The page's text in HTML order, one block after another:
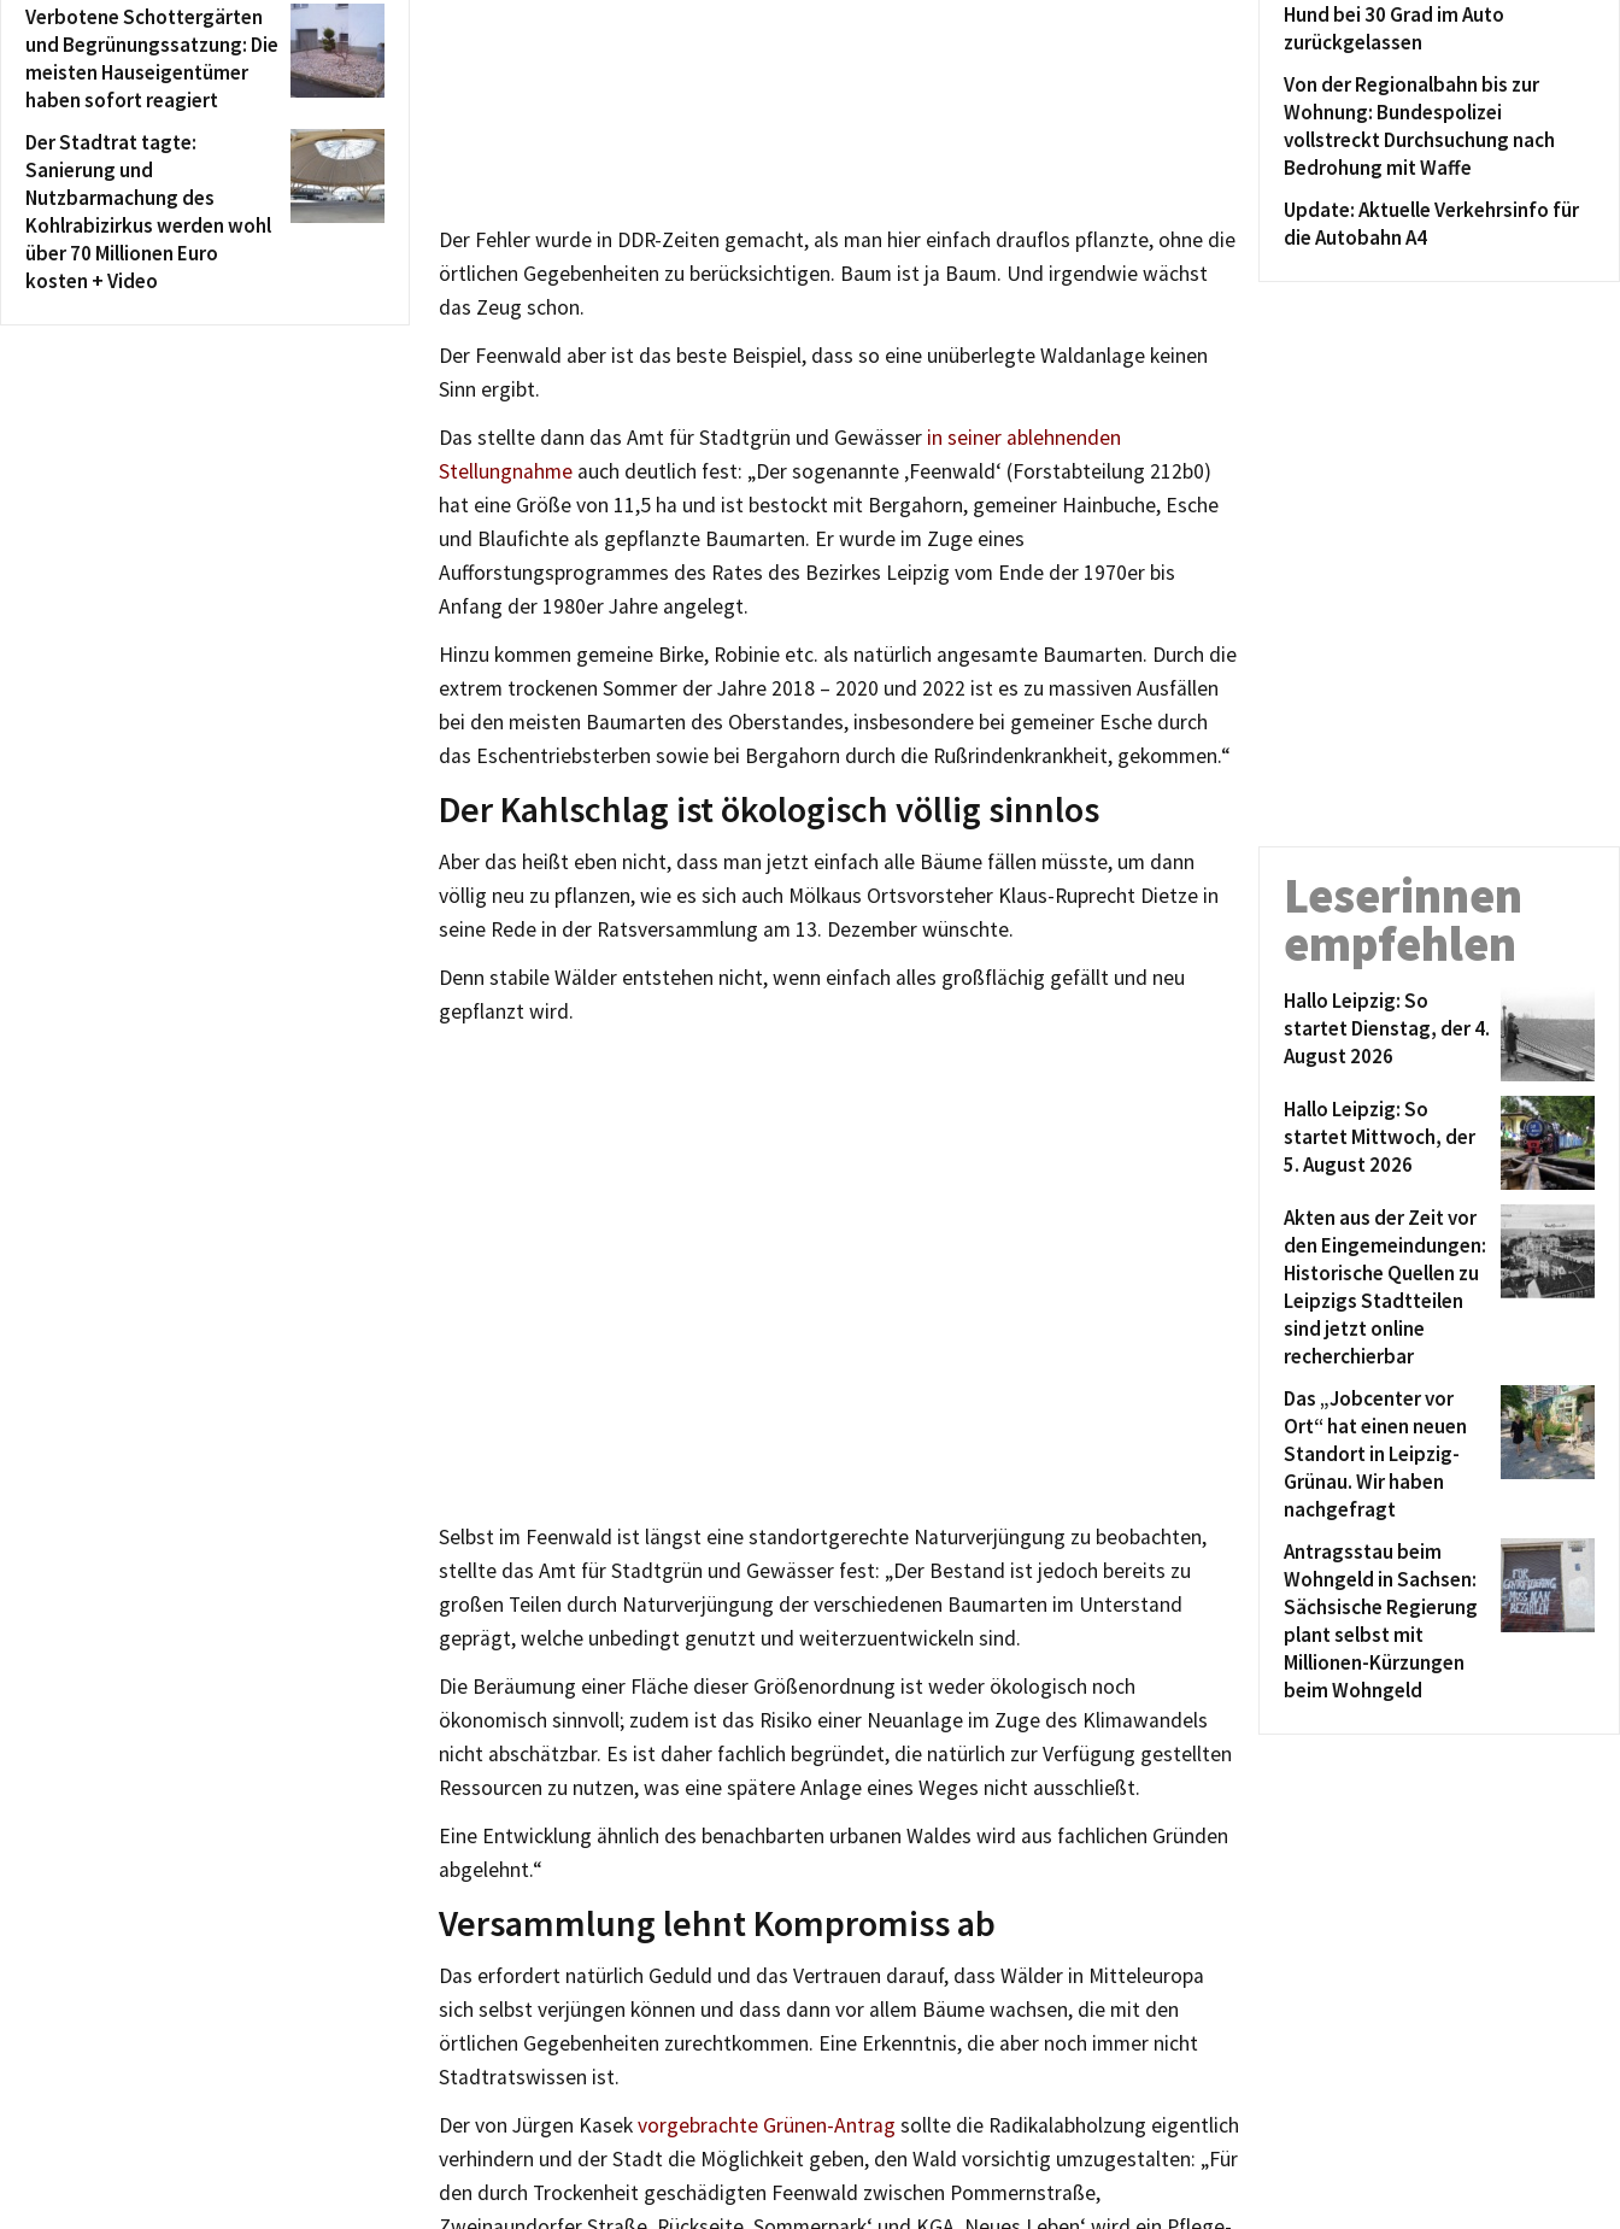
Der Fehler wurde in DDR-Zeiten gemacht, als man hier einfach drauflos pflanzte, ohne die
örtlichen Gegebenheiten zu berücksichtigen. Baum ist ja Baum. Und irgendwie wächst
das Zeug schon.
Der Feenwald aber ist das beste Beispiel, dass so eine unüberlegte Waldanlage keinen
Sinn ergibt.
Das stellte dann das Amt für Stadtgrün und Gewässer in seiner ablehnenden
Stellungnahme auch deutlich fest: „Der sogenannte ‚Feenwald‘ (Forstabteilung 212b0)
hat eine Größe von 11,5 ha und ist bestockt mit Bergahorn, gemeiner Hainbuche, Esche
und Blaufichte als gepflanzte Baumarten. Er wurde im Zuge eines
Aufforstungsprogrammes des Rates des Bezirkes Leipzig vom Ende der 1970er bis
Anfang der 1980er Jahre angelegt.
Hinzu kommen gemeine Birke, Robinie etc. als natürlich angesamte Baumarten. Durch die
extrem trockenen Sommer der Jahre 2018 – 2020 und 2022 ist es zu massiven Ausfällen
bei den meisten Baumarten des Oberstandes, insbesondere bei gemeiner Esche durch
das Eschentriebsterben sowie bei Bergahorn durch die Rußrindenkrankheit, gekommen.“
Der Kahlschlag ist ökologisch völlig sinnlos
Aber das heißt eben nicht, dass man jetzt einfach alle Bäume fällen müsste, um dann
völlig neu zu pflanzen, wie es sich auch Mölkaus Ortsvorsteher Klaus-Ruprecht Dietze in
seine Rede in der Ratsversammlung am 13. Dezember wünschte.
Denn stabile Wälder entstehen nicht, wenn einfach alles großflächig gefällt und neu
gepflanzt wird.
Selbst im Feenwald ist längst eine standortgerechte Naturverjüngung zu beobachten,
stellte das Amt für Stadtgrün und Gewässer fest: „Der Bestand ist jedoch bereits zu
großen Teilen durch Naturverjüngung der verschiedenen Baumarten im Unterstand
geprägt, welche unbedingt genutzt und weiterzuentwickeln sind.
Die Beräumung einer Fläche dieser Größenordnung ist weder ökologisch noch
ökonomisch sinnvoll; zudem ist das Risiko einer Neuanlage im Zuge des Klimawandels
nicht abschätzbar. Es ist daher fachlich begründet, die natürlich zur Verfügung gestellten
Ressourcen zu nutzen, was eine spätere Anlage eines Weges nicht ausschließt.
Eine Entwicklung ähnlich des benachbarten urbanen Waldes wird aus fachlichen Gründen
abgelehnt.“
Versammlung lehnt Kompromiss ab
Das erfordert natürlich Geduld und das Vertrauen darauf, dass Wälder in Mitteleuropa
sich selbst verjüngen können und dass dann vor allem Bäume wachsen, die mit den
örtlichen Gegebenheiten zurechtkommen. Eine Erkenntnis, die aber noch immer nicht
Stadtratswissen ist.
Der von Jürgen Kasekvorgebrachte Grünen-Antrag sollte die Radikalabholzung eigentlich
verhindern und der Stadt die Möglichkeit geben, den Wald vorsichtig umzugestalten: „Für
den durch Trockenheit geschädigten Feenwald zwischen Pommernstraße,
Verbotene Schottergärten
und Begrünungssatzung: Die
meisten Hauseigentümer
haben sofort reagiert
Der Stadtrat tagte:
Sanierung und
Nutzbarmachung des
Kohlrabizirkus werden wohl
über 70 Millionen Euro
kosten + Video
Hund bei 30 Grad im Auto
zurückgelassen
Von der Regionalbahn bis zur
Wohnung: Bundespolizei
vollstreckt Durchsuchung nach
Bedrohung mit Waffe
Update: Aktuelle Verkehrsinfo für
die Autobahn A4
Leserinnen
empfehlen
Hallo Leipzig: So
startet Dienstag, der 4.
August 2026
Hallo Leipzig: So
startet Mittwoch, der
5. August 2026
Akten aus der Zeit vor
den Eingemeindungen:
Historische Quellen zu
Leipzigs Stadtteilen
sind jetzt online
recherchierbar
Das „Jobcenter vor
Ort“ hat einen neuen
Standort in Leipzig-
Grünau. Wir haben
nachgefragt
Antragsstau beim
Wohngeld in Sachsen:
Sächsische Regierung
plant selbst mit
Millionen-Kürzungen
beim Wohngeld